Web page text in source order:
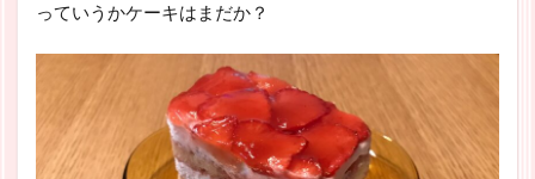
っていうかケーキはまだか？